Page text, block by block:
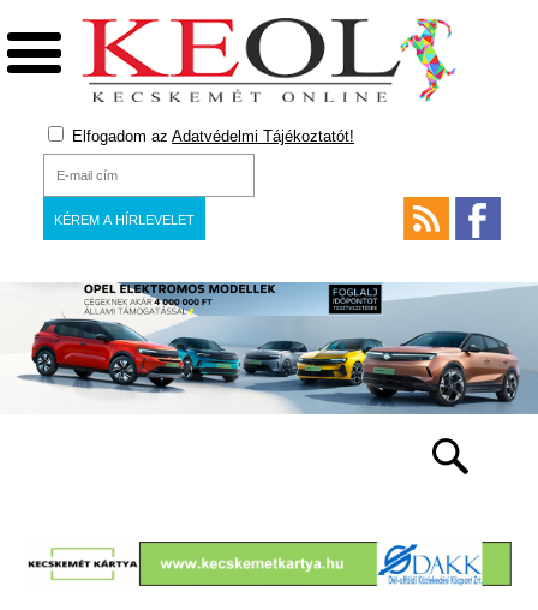
Elfogadom az Adatvédelmi Tájékoztatót!